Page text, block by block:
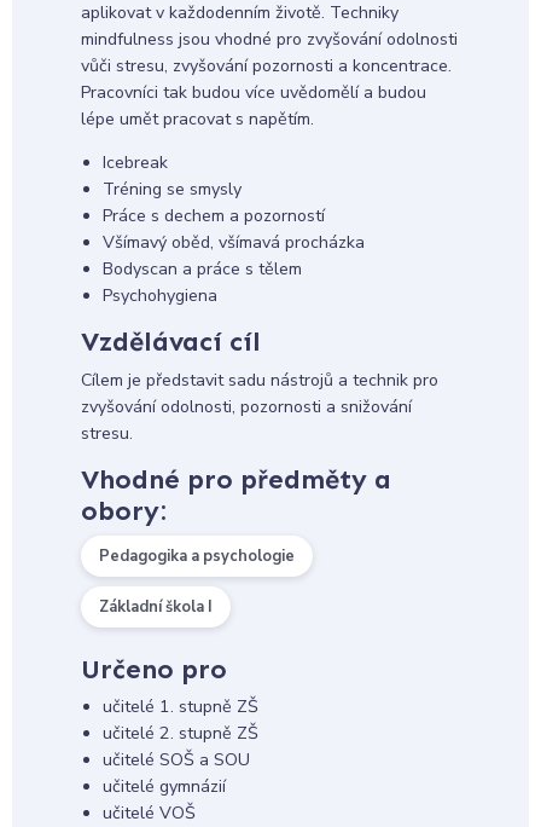
aplikovat v každodenním životě. Techniky
mindfulness jsou vhodné pro zvyšování odolnosti
vůči stresu, zvyšování pozornosti a koncentrace.
Pracovníci tak budou více uvědomělí a budou
lépe umět pracovat s napětím.
Icebreak
Tréning se smysly
Práce s dechem a pozorností
Všímavý oběd, všímavá procházka
Bodyscan a práce s tělem
Psychohygiena
Vzdělávací cíl
Cílem je představit sadu nástrojů a technik pro
zvyšování odolnosti, pozornosti a snižování
stresu.
Vhodné pro předměty a
obory:
Pedagogika a psychologie
Základní škola I
Určeno pro
učitelé 1. stupně ZŠ
učitelé 2. stupně ZŠ
učitelé SOŠ a SOU
učitelé gymnázií
učitelé VOŠ